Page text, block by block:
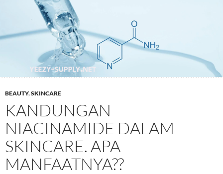
BEAUTY,SKINCARE
KANDUNGAN
NIACINAMIDE DALAM
SKINCARE. APA
MANFAATNYA??